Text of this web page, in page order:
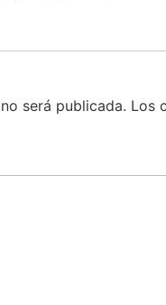
será publicada. Los